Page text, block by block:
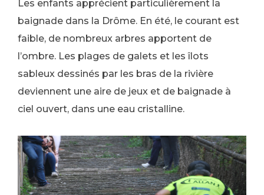
Les enfants apprécient particulièrement la
baignade dans la Drôme. En été, le courant est
faible, de nombreux arbres apportent de
l’ombre. Les plages de galets et les îlots
sableux dessinés par les bras de la rivière
deviennent une aire de jeux et de baignade à
ciel ouvert, dans une eau cristalline.